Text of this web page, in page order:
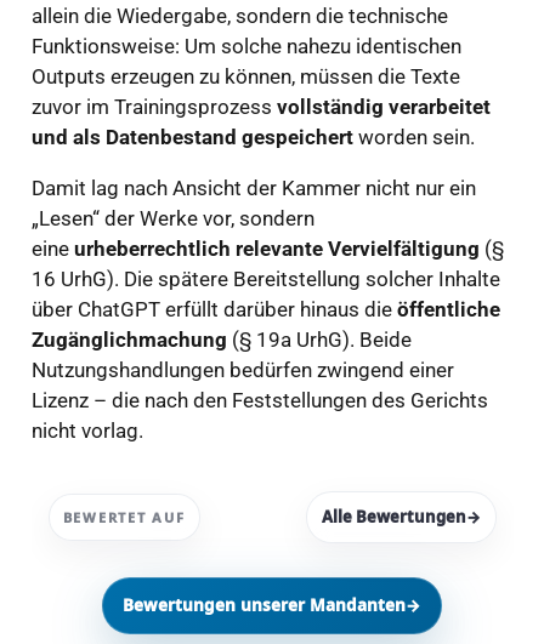
allein die Wiedergabe, sondern die technische
Funktionsweise: Um solche nahezu identischen
Outputs erzeugen zu können, müssen die Texte
zuvor im Trainingsprozess vollständig verarbeitet
und als Datenbestand gespeichertworden sein.
Damit lag nach Ansicht der Kammer nicht nur ein
„Lesen“ der Werke vor, sondern
eine urheberrechtlich relevante Vervielfältigung (§
16 UrhG). Die spätere Bereitstellung solcher Inhalte
über ChatGPT erfüllt darüber hinaus die öffentliche
Zugänglichmachung (§ 19a UrhG). Beide
Nutzungshandlungen bedürfen zwingend einer
Lizenz – die nach den Feststellungen des Gerichts
nicht vorlag.
BEWERTET AUF Alle Bewertungen→
Bewertungen unserer Mandanten→